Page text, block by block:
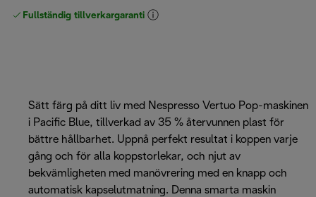
Fullständig tillverkargaranti
Sätt färg på ditt liv med Nespresso Vertuo Pop-maskinen
i Pacific Blue, tillverkad av 35 % återvunnen plast för
bättre hållbarhet. Uppnå perfekt resultat i koppen varje
gång och för alla koppstorlekar, och njut av
bekvämligheten med manövrering med en knapp och
automatisk kapselutmatning. Denna smarta maskin